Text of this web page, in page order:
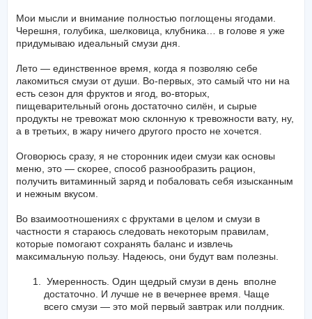
Мои мысли и внимание полностью поглощены ягодами.
Черешня, голубика, шелковица, клубника… в голове я уже
придумываю идеальный смузи дня.
Лето — единственное время, когда я позволяю себе
лакомиться смузи от души. Во-первых, это самый что ни на
есть сезон для фруктов и ягод, во-вторых,
пищеварительный огонь достаточно силён, и сырые
продукты не тревожат мою склонную к тревожности вату, ну,
а в третьих, в жару ничего другого просто не хочется.
Оговорюсь сразу, я не сторонник идеи смузи как основы
меню, это — скорее, способ разнообразить рацион,
получить витаминный заряд и побаловать себя изысканным
и нежным вкусом.
Во взаимоотношениях с фруктами в целом и смузи в
частности я стараюсь следовать некоторым правилам,
которые помогают сохранять баланс и извлечь
максимальную пользу. Надеюсь, они будут вам полезны.
Умеренность. Один щедрый смузи в день вполне
достаточно. И лучше не в вечернее время. Чаще
всего смузи — это мой первый завтрак или полдник.